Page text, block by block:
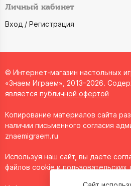
Личный кабинет
Вход / Регистрация
© Интернет-магазин настольных
«Знаем Играем», 2013–2026.
является публичной офертой
Копирование материалов сайта
наличии письменного согласия
znaemigraem.ru
Используя наш сайт, вы даете
файлов cookie и пользовательских